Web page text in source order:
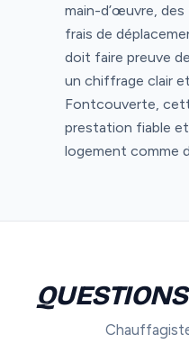
main-d’œuvre,
frais de
doit faire preuve
un chiffrage clair
Fontcouverte,
prestation fiable
logement comme